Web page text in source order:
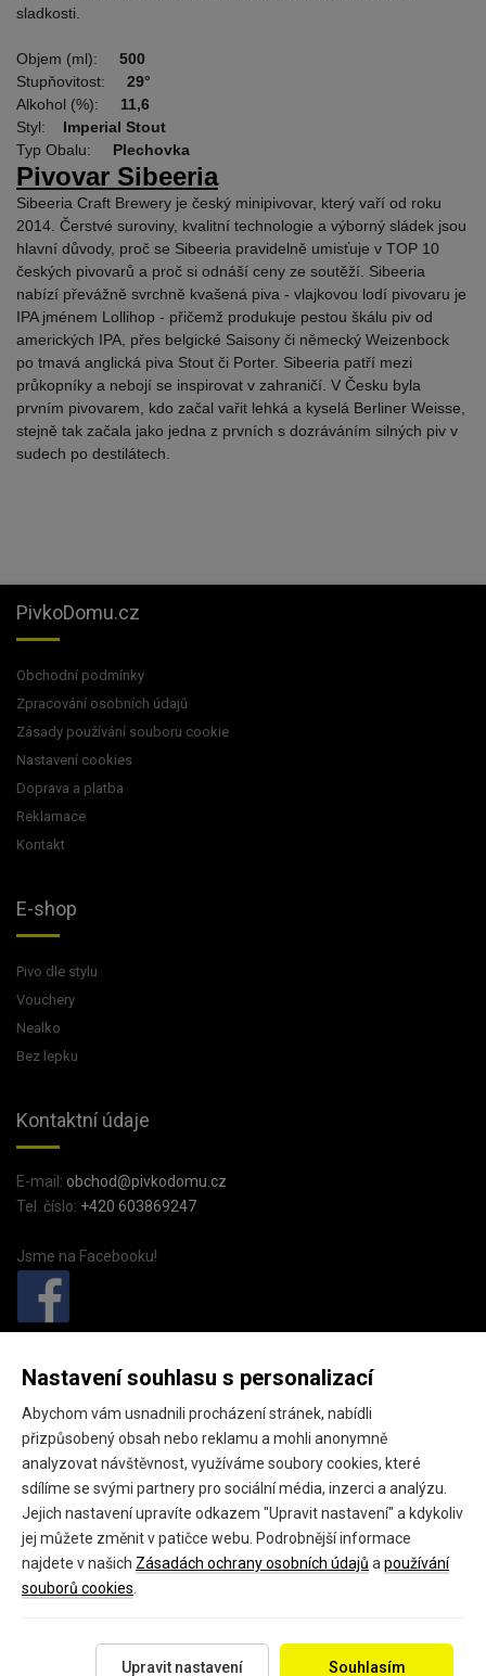
sladkosti.
Objem (ml): 500
Stupňovitost: 29°
Alkohol (%): 11,6
Styl: Imperial Stout
Typ Obalu: Plechovka
Pivovar Sibeeria
Sibeeria Craft Brewery je český minipivovar, který vaří od roku
2014. Čerstvé suroviny, kvalitní technologie a výborný sládek jsou
hlavní důvody, proč se Sibeeria pravidelně umisťuje v TOP 10
českých pivovarů a proč si odnáší ceny ze soutěží. Sibeeria
nabízí převážně svrchně kvašená piva - vlajkovou lodí pivovaru je
IPA jménem Lollihop - přičemž produkuje pestou škálu piv od
amerických IPA, přes belgické Saisony či německý Weizenbock
po tmavá anglická piva Stout či Porter. Sibeeria patří mezi
průkopníky a nebojí se inspirovat v zahraničí. V Česku byla
prvním pivovarem, kdo začal vařit lehká a kyselá Berliner Weisse,
stejně tak začala jako jedna z prvních s dozráváním silných piv v
sudech po destilátech.
PivkoDomu.cz
Obchodní podmínky
Zpracování osobních údajů
Zásady používání souboru cookie
Nastavení cookies
Doprava a platba
Reklamace
Kontakt
E-shop
Pivo dle stylu
Vouchery
Nealko
Bez lepku
Kontaktní údaje
E-mail: obchod@pivkodomu.cz
Tel. číslo: +420 603869247
Jsme na Facebooku!
Pivkodomu.cz (provozovatel GEO fashion s.r.o.),
Náměstí starosty Pavla 15,
Kladno, 27201
IČ: 24145301
DIČ: CZ24145301
Nastavení souhlasu s personalizací
Abychom vám usnadnili procházení stránek, nabídli
přizpůsobený obsah nebo reklamu a mohli anonymně
analyzovat návštěvnost, využíváme soubory cookies, které
sdílíme se svými partnery pro sociální média, inzerci a analýzu.
Jejich nastavení upravíte odkazem "Upravit nastavení" a kdykoliv
jej můžete změnit v patičce webu. Podrobnější informace
najdete v našich Zásadách ochrany osobních údajů a používání
souborů cookies
Souhlasím
Upravit nastavení